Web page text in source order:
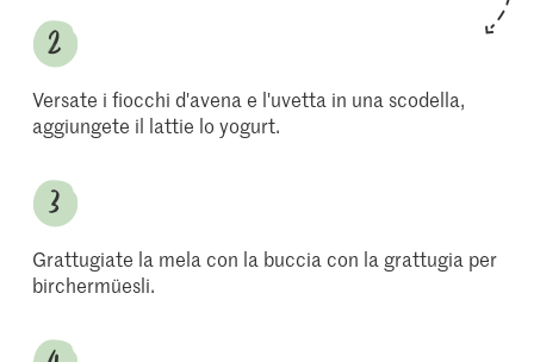
Versate i fiocchi d'avena e l'uvetta in una scodella,
aggiungete il lattie lo yogurt.
Grattugiate la mela con la buccia con la grattugia per
birchermüesli.